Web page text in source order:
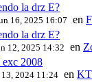
la drz E?
16, 2025 16:07 en
la drz E?
12, 2025 14:32 en
exc 2008
2024 11:24 en